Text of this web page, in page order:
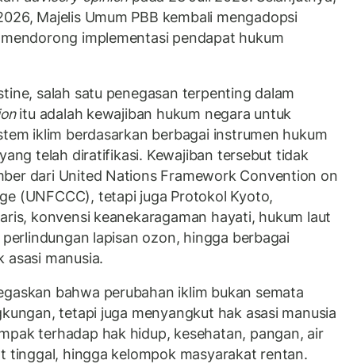
Majelis Umum PBB kembali mengadopsi
implementasi pendapat hukum
salah satu penegasan terpenting dalam
itu adalah kewajiban hukum negara untuk
iklim berdasarkan berbagai instrumen hukum
telah diratifikasi. Kewajiban tersebut tidak
dari United Nations Framework Convention on
(UNFCCC), tetapi juga Protokol Kyoto,
konvensi keanekaragaman hayati, hukum laut
lapisan ozon, hingga berbagai
asasi manusia.
bahwa perubahan iklim bukan semata
tetapi juga menyangkut hak asasi manusia
terhadap hak hidup, kesehatan, pangan, air
tinggal, hingga kelompok masyarakat rentan.